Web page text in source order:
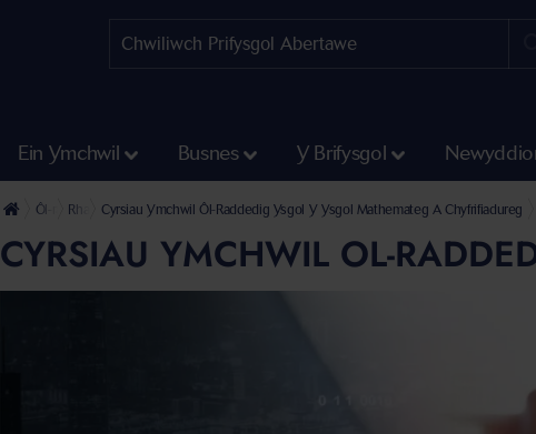
Ein Ymchwil Busnes Y Brifysgol
Ôl-raddedigRhaglenni Ymchwil
Cyrsiau Ymchwil Ôl-Raddedig Ysgol Y Ysgol Mathemateg A Chyfrifiadureg
CYRSIAU YMCHWIL OL-